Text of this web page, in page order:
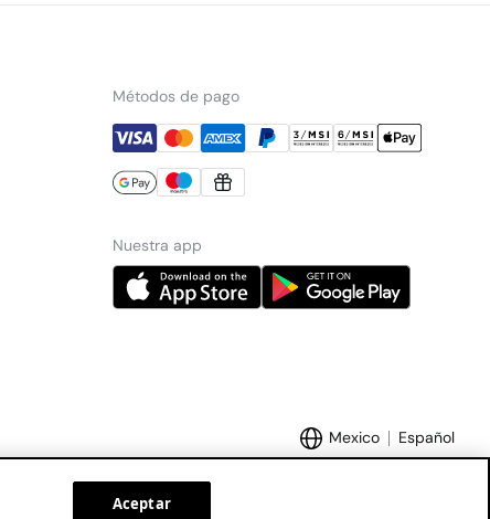
Métodos de pago
Nuestra app
Mexico Español
Aceptar